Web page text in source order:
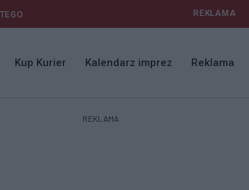
REKLAMA
Kup Kurier Kalendarz imprez Reklama
REKLAMA